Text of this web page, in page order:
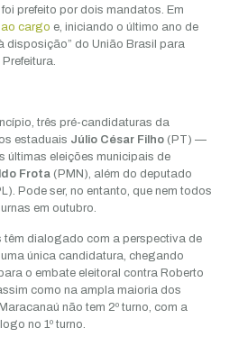
prefeito por dois mandatos. Em
ao cargo e, iniciando o último ano de
disposição” do União Brasil para
três pré-candidaturas da
estaduais Júlio César Filho(PT) —
últimas eleições municipais de
Frota(PMN), além do deputado
Pode ser, no entanto, que nem todos
em outubro.
têm dialogado com a perspectiva de
única candidatura, chegando
o embate eleitoral contra Roberto
como na ampla maioria dos
não tem 2º turno, com a
no 1º turno.